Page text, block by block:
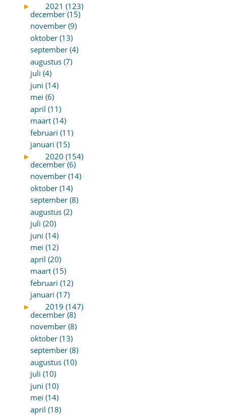
►
2021 (123)
december (15)
november (9)
oktober (13)
september (4)
augustus (7)
juli (4)
juni (14)
mei (6)
april (11)
maart (14)
februari (11)
januari (15)
►
2020 (154)
december (6)
november (14)
oktober (14)
september (8)
augustus (2)
juli (20)
juni (14)
mei (12)
april (20)
maart (15)
februari (12)
januari (17)
►
2019 (147)
december (8)
november (8)
oktober (13)
september (8)
augustus (10)
juli (10)
juni (10)
mei (14)
april (18)